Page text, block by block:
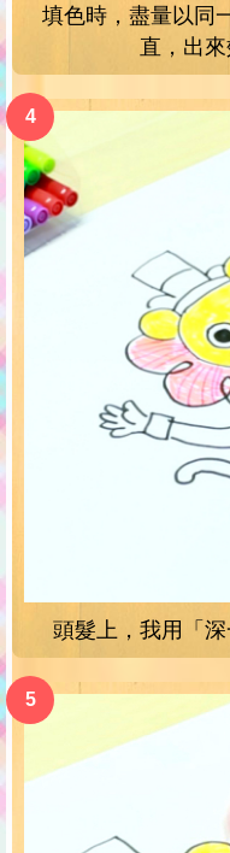
填色時，盡量以同
直，出來
頭髮上，我用「深
4
5